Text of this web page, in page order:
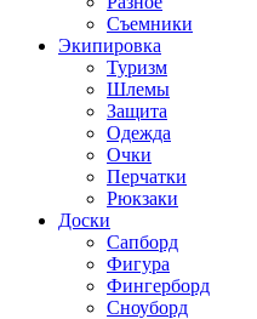
Съемники
Экипировка
Туризм
Шлемы
Защита
Одежда
Очки
Перчатки
Рюкзаки
Доски
Сапборд
Фигура
Фингерборд
Сноуборд